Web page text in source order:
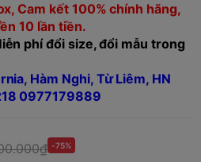
Cam kết 100% chính hãng,
10 lần tiền.
phí đổi size, đổi mẫu trong
Hàm Nghi, Từ Liêm, HN
0977179889
-75%